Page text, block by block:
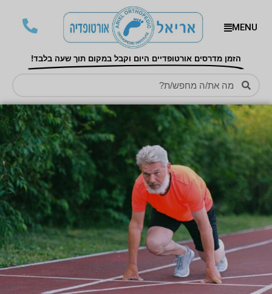
MENU
הזמן מדרסים אורטופדיים היום וקבל במקום תוך שעה בלבד!